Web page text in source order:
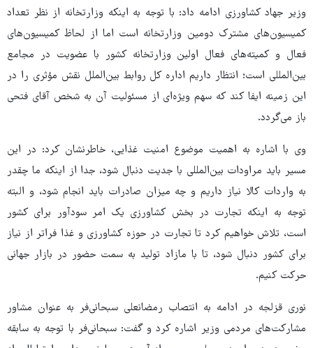
وزیر جهاد کشاورزی ادامه داد: با توجه به اینکه وزارتخانه از نظر تعداد
کمیسیون‌های مشترک دومین وزارتخانه است اما از لحاظ کمیسیون‌های
فعال و کمیته‌های فعال اولین وزارتخانه کشور با عضویت در مجامع
بین‌المللی است؛ انتظار داریم اداره کل روابط بین‌الملل نقش مؤثری را در
این زمینه ایفا کند که سهم ویژه‌ای از مسئولیت آن به شخص آقای فتحی
باز می‌گردد.
وی با اشاره به اهمیت موضوع امنیت غذایی، خاطرنشان کرد: در این
مسیر باید مراودات بین‌المللی با جدیت دنبال شود، جدا از اینکه ما چقدر
به واردات کالا نیاز داریم و چه میزان صادرات باید انجام شود، و البته
توجه به اینکه تجارت در بخش کشاورزی یک امر سودآور برای کشور
است، تلاش خواهیم کرد تا تجارت در حوزه کشاورزی و غذا فراتر از نیاز
برای کشور دنبال شود، تا با مازاد تولید به سمت حضور در بازار جهانی
حرکت کنیم.
نوری قزلجه در ادامه به انتصاب رمضانعلی سبحانی‌فر به عنوان مشاور
مشارکت‌های مردمی وزیر اشاره کرد و گفت: سبحانی‌فر با توجه به سابقه